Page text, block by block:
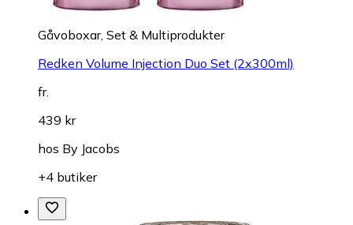
Gåvoboxar, Set & Multiprodukter
Redken Volume Injection Duo Set (2x300ml)
fr.
439 kr
hos By Jacobs
+4 butiker